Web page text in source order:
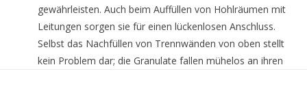
gewährleisten. Auch beim Auffüllen von Hohlräumen mit
Leitungen sorgen sie für einen lückenlosen Anschluss.
Selbst das Nachfüllen von Trennwänden von oben stellt
kein Problem dar; die Granulate fallen mühelos an ihren